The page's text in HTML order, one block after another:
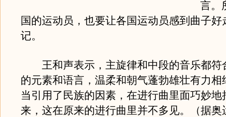
言。
国的运动员，也要让各国运动员感到曲子好
记。
王和声表示，主旋律和中段的音乐都符
的元素和语言，温柔和朝气蓬勃雄壮有力相
当引用了民族的因素，在进行曲里面巧妙地
来，这在原来的进行曲里并不多见。（据奥